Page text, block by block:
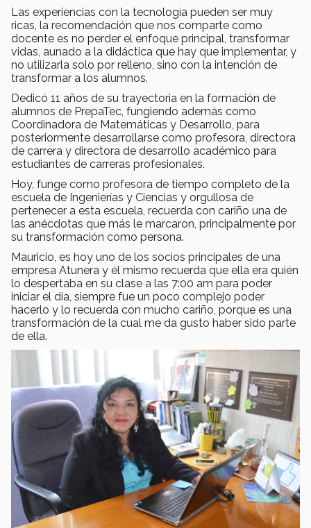
Las experiencias con la tecnología pueden ser muy
ricas, la recomendación que nos comparte como
docente es no perder el enfoque principal, transformar
vidas, aunado a la didáctica que hay que implementar, y
no utilizarla solo por relleno, sino con la intención de
transformar a los alumnos.
Dedicó 11 años de su trayectoria en la formación de
alumnos de PrepaTec, fungiendo además como
Coordinadora de Matemáticas y Desarrollo, para
posteriormente desarrollarse como profesora, directora
de carrera y directora de desarrollo académico para
estudiantes de carreras profesionales.
Hoy, funge como profesora de tiempo completo de la
escuela de Ingenierías y Ciencias y orgullosa de
pertenecer a esta escuela, recuerda con cariño una de
las anécdotas que más le marcaron, principalmente por
su transformación como persona.
Mauricio, es hoy uno de los socios principales de una
empresa Atunera y él mismo recuerda que ella era quién
lo despertaba en su clase a las 7:00 am para poder
iniciar el día, siempre fue un poco complejo poder
hacerlo y lo recuerda con mucho cariño, porque es una
transformación de la cual me da gusto haber sido parte
de ella.